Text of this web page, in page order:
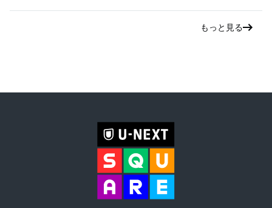
もっと見る